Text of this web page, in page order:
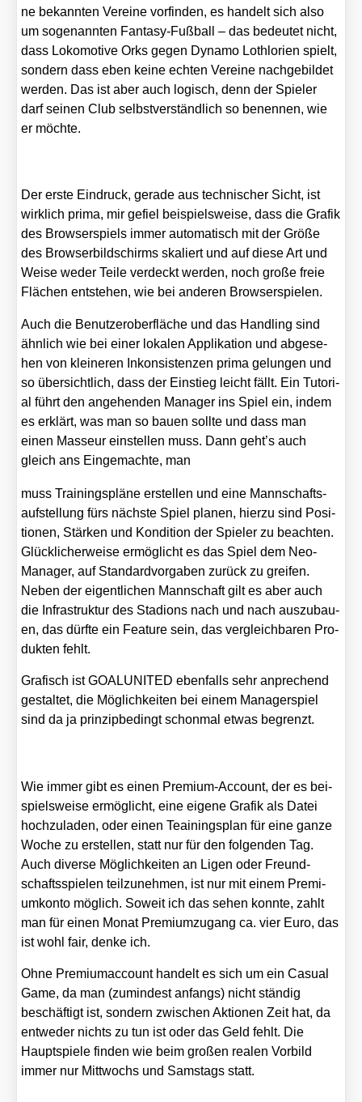
ne bekann­ten Ver­ei­ne vor­fin­den, es han­delt sich also
um soge­nann­ten Fan­ta­sy-Fuß­ball – das bedeu­tet nicht,
dass Loko­mo­ti­ve Orks gegen Dyna­mo Lothlo­rien spielt,
son­dern dass eben kei­ne ech­ten Ver­ei­ne nach­ge­bil­det
wer­den. Das ist aber auch logisch, denn der Spie­ler
darf sei­nen Club selbst­ver­ständ­lich so benen­nen, wie
er möch­te.
Der ers­te Ein­druck, gera­de aus tech­ni­scher Sicht, ist
wirk­lich pri­ma, mir gefiel bei­spiels­wei­se, dass die Gra­fik
des Brow­ser­spiels immer auto­ma­tisch mit der Grö­ße
des Brow­ser­bild­schirms ska­liert und auf die­se Art und
Wei­se weder Tei­le ver­deckt wer­den, noch gro­ße freie
Flä­chen ent­ste­hen, wie bei ande­ren Brow­ser­spie­len.
Auch die Benut­zer­ober­flä­che und das Hand­ling sind
ähn­lich wie bei einer loka­len Appli­ka­ti­on und abge­se­
hen von klei­ne­ren Inkon­sis­ten­zen pri­ma gelun­gen und
so über­sicht­lich, dass der Ein­stieg leicht fällt. Ein Tuto­ri­
al führt den ange­hen­den Mana­ger ins Spiel ein, indem
es erklärt, was man so bau­en soll­te und dass man
einen Mas­seur ein­stel­len muss. Dann geht’s auch
gleich ans Ein­ge­mach­te, man
muss Trai­nings­plä­ne erstel­len und eine Mann­schafts­
auf­stel­lung fürs nächs­te Spiel pla­nen, hier­zu sind Posi­
tio­nen, Stär­ken und Kon­di­ti­on der Spie­ler zu beach­ten.
Glück­li­cher­wei­se ermög­licht es das Spiel dem Neo-
Mana­ger, auf Stan­dard­vor­ga­ben zurück zu grei­fen.
Neben der eigent­li­chen Mann­schaft gilt es aber auch
die Infra­struk­tur des Sta­di­ons nach und nach aus­zu­bau­
en, das dürf­te ein Fea­ture sein, das ver­gleich­ba­ren Pro­
duk­ten fehlt.
Gra­fisch ist GOALUNITED eben­falls sehr anpre­chend
gestal­tet, die Mög­lich­kei­ten bei einem Mana­ger­spiel
sind da ja prin­zip­be­dingt schon­mal etwas begrenzt.
Wie immer gibt es einen Pre­mi­um-Account, der es bei­
spiels­wei­se ermög­licht, eine eige­ne Gra­fik als Datei
hoch­zu­la­den, oder einen Teai­nings­plan für eine gan­ze
Woche zu erstel­len, statt nur für den fol­gen­den Tag.
Auch diver­se Mög­lich­kei­ten an Ligen oder Freund­
schafts­spie­len teil­zu­neh­men, ist nur mit einem Pre­mi­
um­kon­to mög­lich. Soweit ich das sehen konn­te, zahlt
man für einen Monat Pre­mi­um­zu­gang ca. vier Euro, das
ist wohl fair, den­ke ich.
Ohne Pre­mi­um­ac­count han­delt es sich um ein Casu­al
Game, da man (zumin­dest anfangs) nicht stän­dig
beschäf­tigt ist, son­dern zwi­schen Aktio­nen Zeit hat, da
ent­we­der nichts zu tun ist oder das Geld fehlt. Die
Haupt­spie­le fin­den wie beim gro­ßen rea­len Vor­bild
immer nur Mitt­wochs und Sams­tags statt.